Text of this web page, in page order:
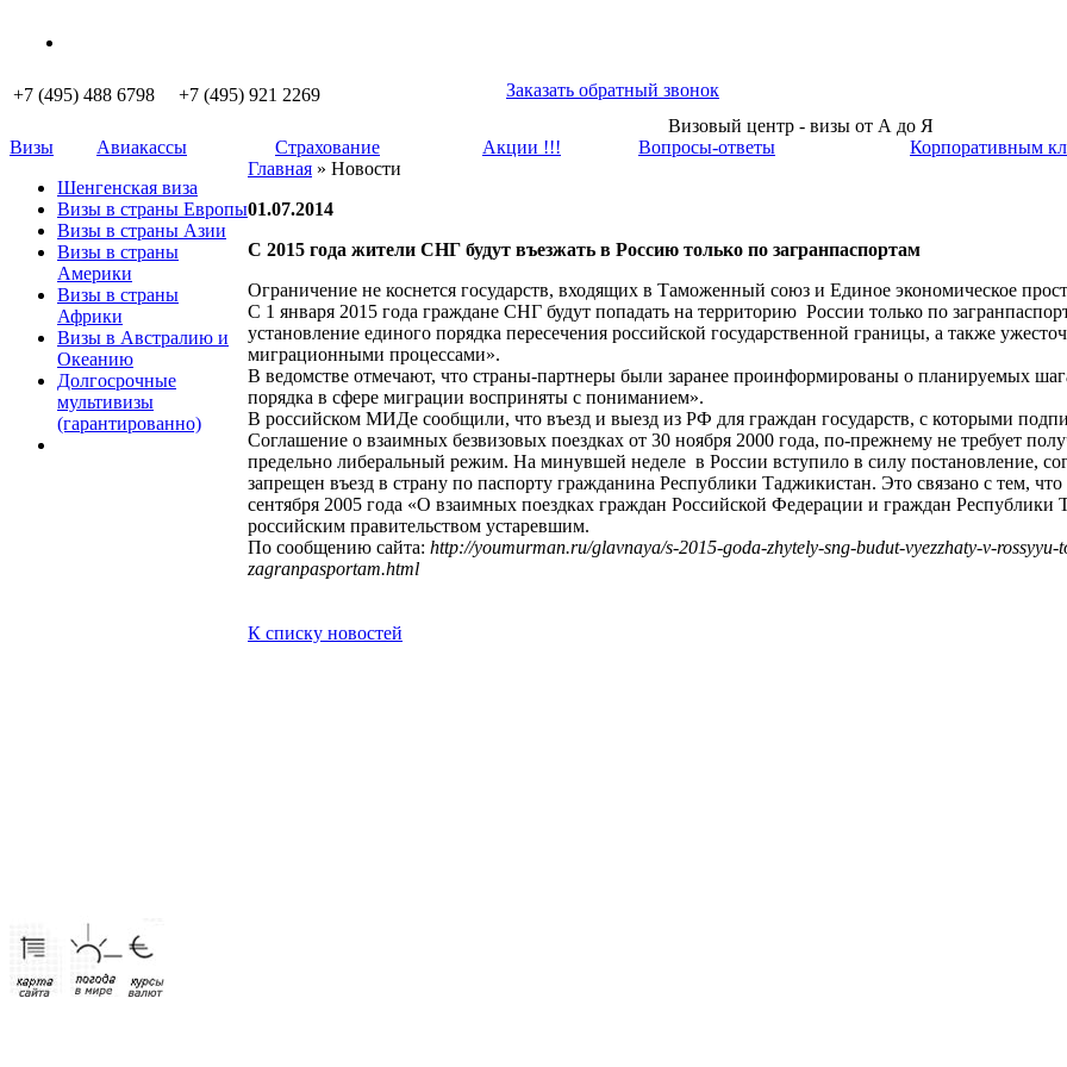
+7 (495) 488 6798 +7 (495) 921 2269 Заказать обратный звонок
Визовый центр - визы от А до Я
Визы
Авиакассы Страхование Акции !!! Вопросы-ответы Корпоративным
Шенгенская виза
Визы в страны Европы
Визы в страны Азии
Визы в страны
Америки
Визы в страны
Африки
Визы в Австралию и
Океанию
Долгосрочные
мультивизы
(гарантированно)
Главная » Новости
01.07.2014
С 2015 года жители СНГ будут въезжать в Россию только по загранпаспортам
Ограничение не коснется государств, входящих в Таможенный союз и Единое экономическое
С 1 января 2015 года граждане СНГ будут попадать на территорию России только по
установление единого порядка пересечения российской государственной границы, а также
миграционными процессами».
В ведомстве отмечают, что страны-партнеры были заранее проинформированы о планируемых
порядка в сфере миграции восприняты с пониманием».
В российском МИДе сообщили, что въезд и выезд из РФ для граждан государств, с которыми
Соглашение о взаимных безвизовых поездках от 30 ноября 2000 года, по-прежнему не требует
предельно либеральный режим. На минувшей неделе в России вступило в силу постановление,
запрещен въезд в страну по паспорту гражданина Республики Таджикистан. Это связано с тем, что
сентября 2005 года «О взаимных поездках граждан Российской Федерации и граждан Республики
российским правительством устаревшим.
По сообщению сайта: http://youmurman.ru/glavnaya/s-2015-goda-zhytely-sng-budut-vyezzhaty-v-rossyyu-
zagranpasportam.html
К списку новостей